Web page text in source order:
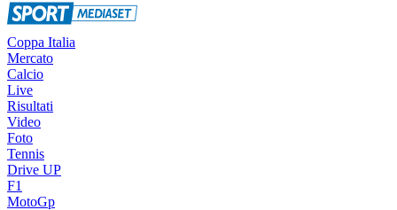
Coppa Italia
Mercato
Calcio
Live
Risultati
Video
Foto
Tennis
Drive UP
F1
MotoGp